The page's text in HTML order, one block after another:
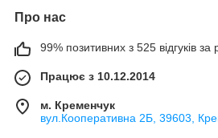
Про нас
99% позитивних з 525 відгуків за
Працює з 10.12.2014
м. Кременчук
вул.Кооперативна 2Б, 39603,